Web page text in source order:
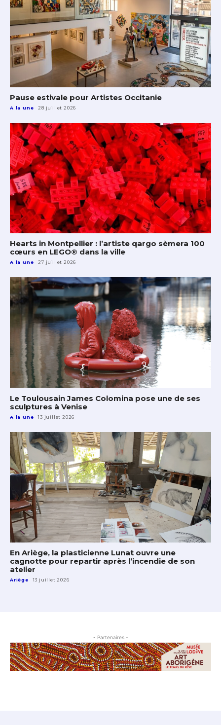
Pause estivale pour Artistes Occitanie
A la une 28 juillet 2026
Hearts in Montpellier : l’artiste qargo sèmera 100
cœurs en LEGO® dans la ville
A la une 27 juillet 2026
Le Toulousain James Colomina pose une de ses
sculptures à Venise
A la une 13 juillet 2026
En Ariège, la plasticienne Lunat ouvre une
cagnotte pour repartir après l’incendie de son
atelier
Ariège 13 juillet 2026
- Partenaires -